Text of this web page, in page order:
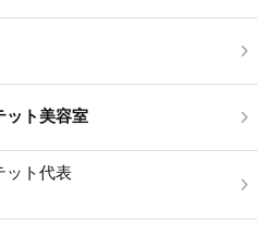
ット美容室
ット代表